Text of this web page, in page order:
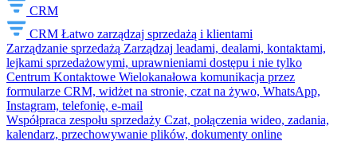
CRM
CRM Łatwo zarządzaj sprzedażą i klientami
Zarządzanie sprzedażą Zarządzaj leadami, dealami, kontaktami,
lejkami sprzedażowymi, uprawnieniami dostępu i nie tylko
Centrum Kontaktowe Wielokanałowa komunikacja przez
formularze CRM, widżet na stronie, czat na żywo, WhatsApp,
Instagram, telefonię, e-mail
Współpraca zespołu sprzedaży Czat, połączenia wideo, zadania,
kalendarz, przechowywanie plików, dokumenty online